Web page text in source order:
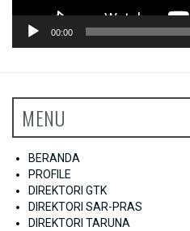
00:00
MENU
BERANDA
PROFILE
DIREKTORI GTK
DIREKTORI SAR-PRAS
DIREKTORI TARUNA